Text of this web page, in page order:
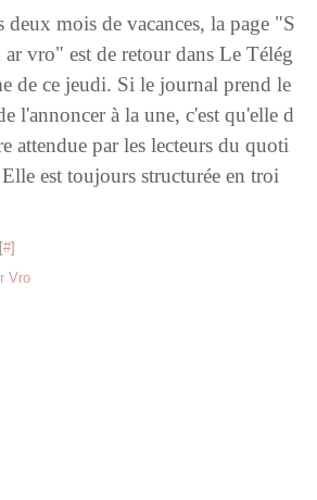
deux mois de vacances, la page "S
ar vro" est de retour dans Le Télég
de ce jeudi. Si le journal prend le
l'annoncer à la une, c'est qu'elle d
attendue par les lecteurs du quoti
est toujours structurée en troi
#]
Vro